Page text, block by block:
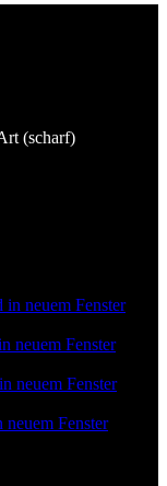
(scharf)
neuem Fenster
neuem Fenster
neuem Fenster
Fenster